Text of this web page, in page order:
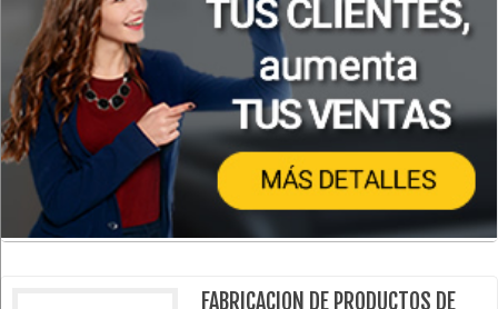
FABRICACION DE PRODUCTOS DE